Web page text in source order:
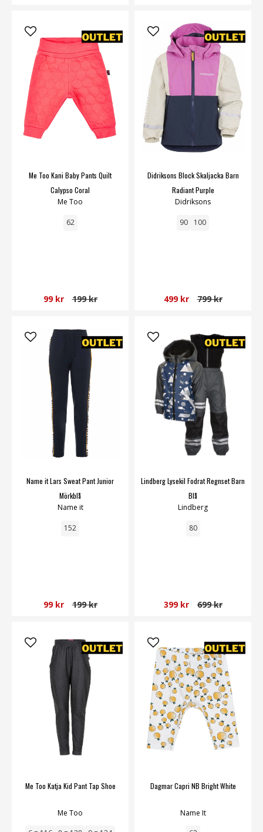
Me Too Kani Baby Pants Quilt
Calypso Coral
Me Too
62
99 kr 199 kr
Didriksons Block Skaljacka Barn
Radiant Purple
Didriksons
90 100
499 kr 799 kr
Name it Lars Sweat Pant Junior
Mörkblå
Name it
152
99 kr 199 kr
Lindberg Lysekil Fodrat Regnset Barn
Blå
Lindberg
80
399 kr 699 kr
Me Too Katja Kid Pant Tap Shoe
Me Too
Dagmar Capri NB Bright White
Name It